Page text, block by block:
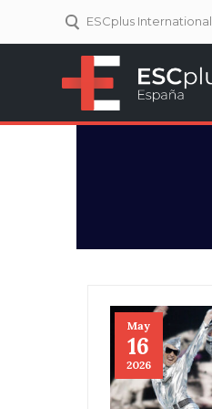
ESCplus International
May
16
2026